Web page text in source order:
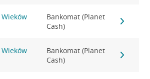
Bankomat (Planet
Cash)
Bankomat (Planet
Cash)